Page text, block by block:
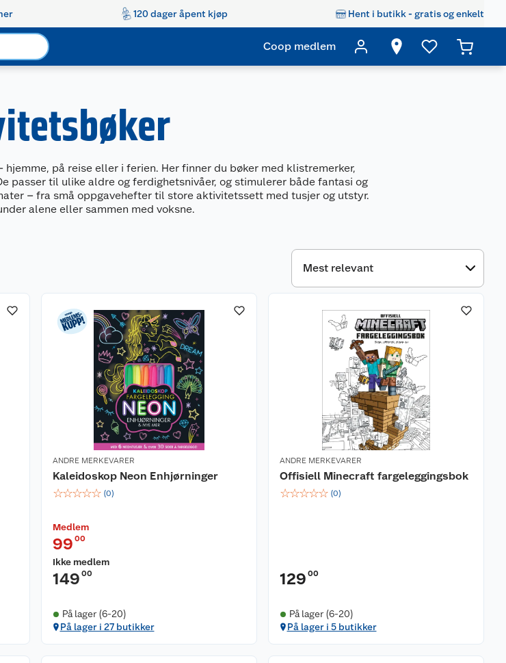
120 dager åpent kjøp Hent i butikk - gratis og enkelt
Coop medlem
på reise eller i ferien. Her finner du bøker med klistremerker,
passer til ulike aldre og ferdighetsnivåer, og stimulerer både fantasi og
– fra små oppgavehefter til store aktivitetssett med tusjer og utstyr.
alene eller sammen med voksne.
ANDRE MERKEVARER
Kaleidoskop Neon Enhjørninger
☆☆☆☆☆ (0)
Medlem
99 00
Ikke medlem
149 00
På lager (6-20)
På lager i 27 butikker
ANDRE MERKEVARER
Offisiell Minecraft fargeleggingsbok
☆☆☆☆☆ (0)
129 00
På lager (6-20)
På lager i 5 butikker